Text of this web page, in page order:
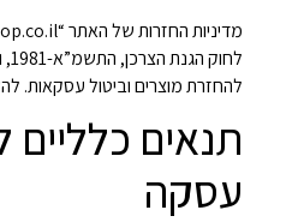
להחזרת מוצרים וביטול עסקאות.
תנאים כלליים
עסקה